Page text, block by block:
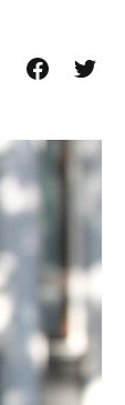
Del
Facebook
Del
Twitter